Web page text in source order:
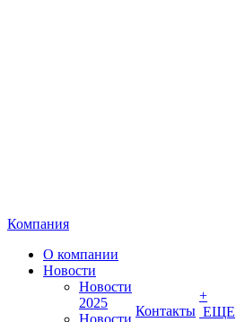
Компания
О компании
Новости
Новости
2025
Новости
Контакты
+
ЕЩЕ